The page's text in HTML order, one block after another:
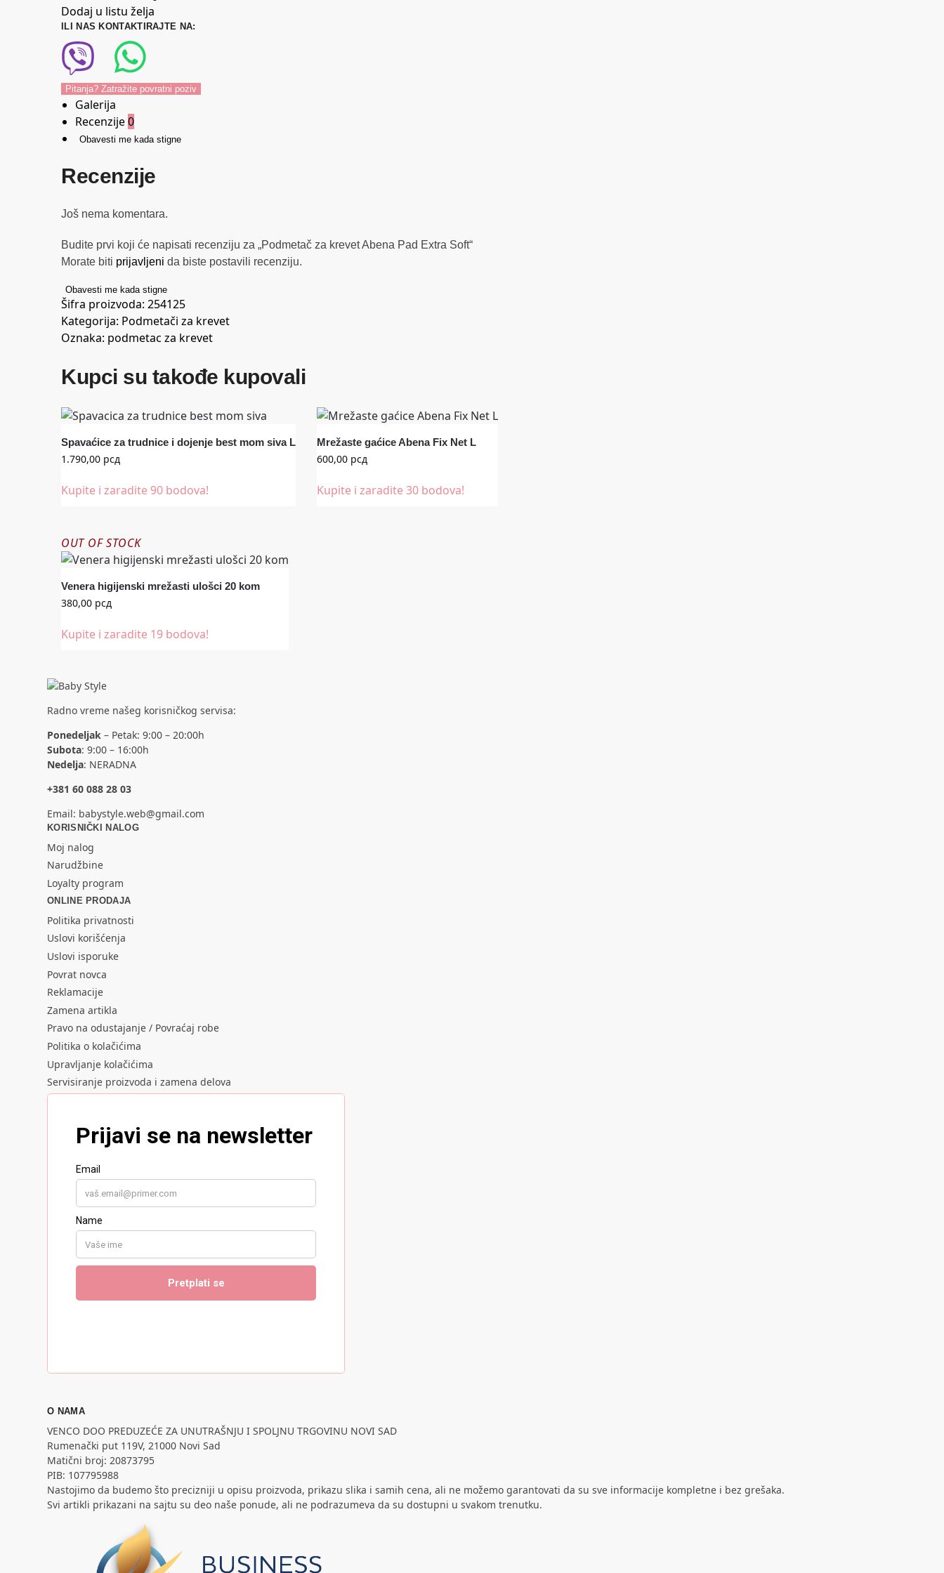
Dodaj u listu želja
ILI NAS KONTAKTIRAJTE NA:
Pitanja? Zatražite povratni poziv
Galerija
Recenzije0
Obavesti me kada stigne
Recenzije
Još nema komentara.
Budite prvi koji će napisati recenziju za „Podmetač za krevet Abena Pad Extra Soft“
Morate biti prijavljeni da biste postavili recenziju.
Obavesti me kada stigne
Šifra proizvoda: 254125
Kategorija: Podmetači za krevet
Oznaka: podmetac za krevet
Kupci su takođe kupovali
Spavaćice za trudnice i dojenje best mom siva L
1.790,00 рсд
Kupite i zaradite 90 bodova!
Mrežaste gaćice Abena Fix Net L
600,00 рсд
Kupite i zaradite 30 bodova!
OUT OF STOCK
Venera higijenski mrežasti ulošci 20 kom
380,00 рсд
Kupite i zaradite 19 bodova!
Radno vreme našeg korisničkog servisa:
Ponedeljak – Petak: 9:00 – 20:00h
Subota: 9:00 – 16:00h
Nedelja: NERADNA
+381 60 088 28 03
Email: babystyle.web@gmail.com
KORISNIČKI NALOG
Moj nalog
Narudžbine
Loyalty program
ONLINE PRODAJA
Politika privatnosti
Uslovi korišćenja
Uslovi isporuke
Povrat novca
Reklamacije
Zamena artikla
Pravo na odustajanje / Povraćaj robe
Politika o kolačićima
Upravljanje kolačićima
Servisiranje proizvoda i zamena delova
O NAMA
VENCO DOO PREDUZEĆE ZA UNUTRAŠNJU I SPOLJNU TRGOVINU NOVI SAD
Rumenački put 119V, 21000 Novi Sad
Matični broj: 20873795
PIB: 107795988
Nastojimo da budemo što precizniji u opisu proizvoda, prikazu slika i samih cena, ali ne možemo garantovati da su sve informacije kompletne i bez grešaka.
Svi artikli prikazani na sajtu su deo naše ponude, ali ne podrazumeva da su dostupni u svakom trenutku.